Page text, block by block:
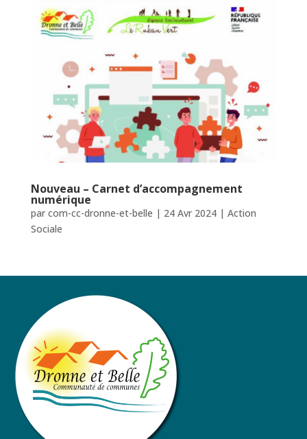
Nouveau – Carnet d’accompagnement
numérique
par com-cc-dronne-et-belle | 24 Avr 2024| Action
Sociale